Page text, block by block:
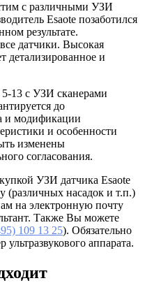
с различными УЗИ
Esaote позаботился
результате.
датчики. Высокая
детализированное и
5-13 с УЗИ сканерами
до
и модификации
и особенности
изменены
согласования.
УЗИ датчика Esaote
(различных насадок и т.п.)
на электронную почту
Также Вы можете
109 13 25). Обязательно
аппарата.